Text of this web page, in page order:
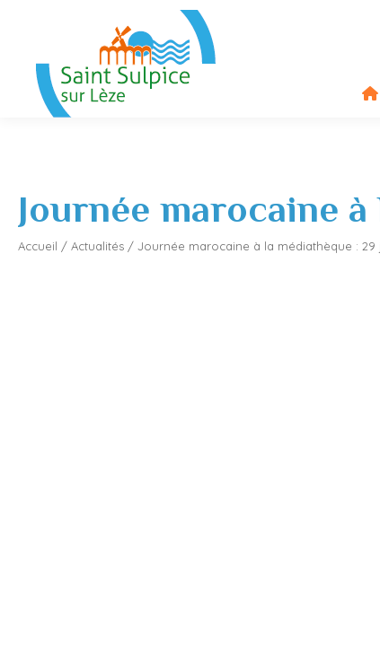
Journée marocaine
Accueil / Actualités / Journée marocaine à la médiathèque : 29